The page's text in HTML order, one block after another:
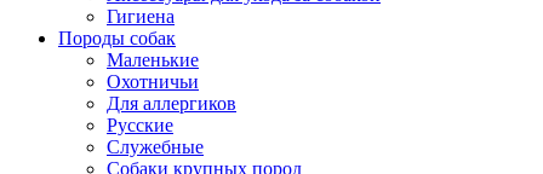
Гигиена
Породы собак
Маленькие
Охотничьи
Для аллергиков
Русские
Служебные
Собаки крупных пород